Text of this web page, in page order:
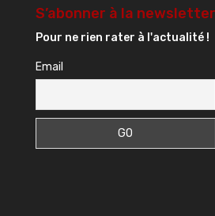
S’abonner à la newsletter
Pour ne rien rater à l'actualité !
Email